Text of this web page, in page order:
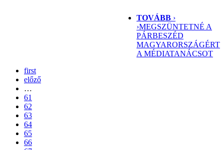
TOVÁBB ›
›MEGSZÜNTETNÉ A
PÁRBESZÉD
MAGYARORSZÁGÉRT
A MÉDIATANÁCSOT
first
előző
…
61
62
63
64
65
66